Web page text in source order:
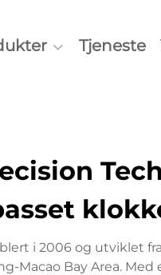
Tjeneste
i 2006 og utviklet
Macao Bay Area.